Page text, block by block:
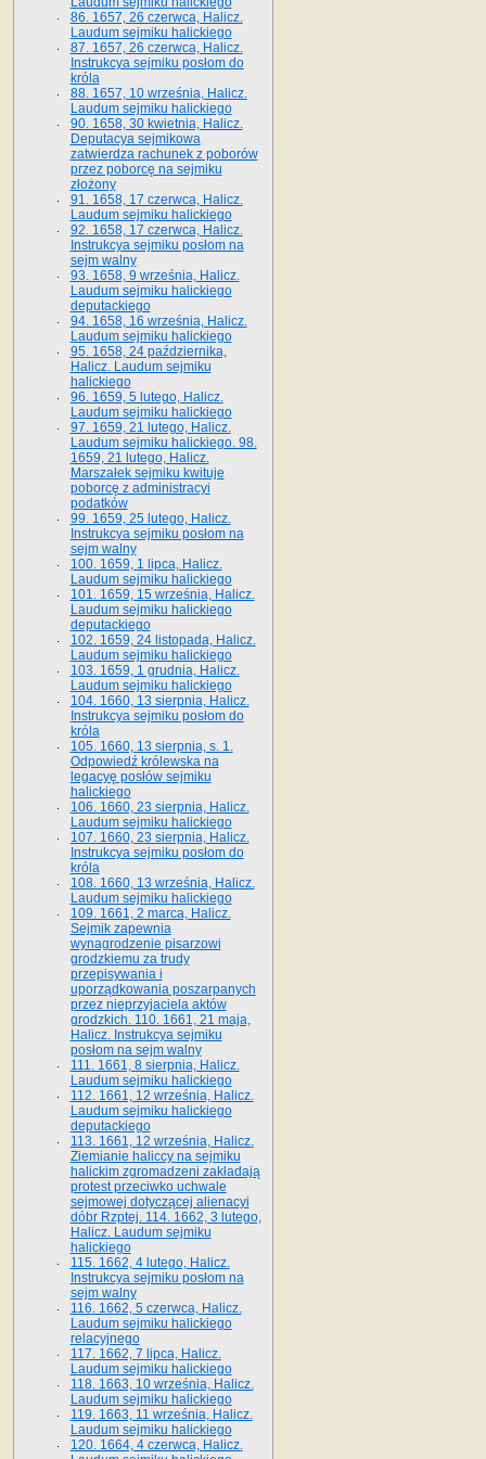
86. 1657, 26 czerwca, Halicz.
Laudum sejmiku halickiego
87. 1657, 26 czerwca, Halicz.
Instrukcya sejmiku posłom do
króla
88. 1657, 10 września, Halicz.
Laudum sejmiku halickiego
90. 1658, 30 kwietnia, Halicz.
Deputacya sejmikowa
zatwierdza rachunek z poborów
przez poborcę na sejmiku
złożony
91. 1658, 17 czerwca, Halicz.
Laudum sejmiku halickiego
92. 1658, 17 czerwca, Halicz.
Instrukcya sejmiku posłom na
sejm walny
93. 1658, 9 września, Halicz.
Laudum sejmiku halickiego
deputackiego
94. 1658, 16 września, Halicz.
Laudum sejmiku halickiego
95. 1658, 24 października,
Halicz. Laudum sejmiku
halickiego
96. 1659, 5 lutego, Halicz.
Laudum sejmiku halickiego
97. 1659, 21 lutego, Halicz.
Laudum sejmiku halickiego. 98.
1659, 21 lutego, Halicz.
Marszałek sejmiku kwituje
poborcę z administracyi
podatków
99. 1659, 25 lutego, Halicz.
Instrukcya sejmiku posłom na
sejm walny
100. 1659, 1 lipca, Halicz.
Laudum sejmiku halickiego
101. 1659, 15 września, Halicz.
Laudum sejmiku halickiego
deputackiego
102. 1659, 24 listopada, Halicz.
Laudum sejmiku halickiego
103. 1659, 1 grudnia, Halicz.
Laudum sejmiku halickiego
104. 1660, 13 sierpnia, Halicz.
Instrukcya sejmiku posłom do
króla
105. 1660, 13 sierpnia, s. 1.
Odpowiedź królewska na
legacyę posłów sejmiku
halickiego
106. 1660, 23 sierpnia, Halicz.
Laudum sejmiku halickiego
107. 1660, 23 sierpnia, Halicz.
Instrukcya sejmiku posłom do
króla
108. 1660, 13 września, Halicz.
Laudum sejmiku halickiego
109. 1661, 2 marca, Halicz.
Sejmik zapewnia
wynagrodzenie pisarzowi
grodzkiemu za trudy
przepisywania i
uporządkowania poszarpanych
przez nieprzyjaciela aktów
grodzkich. 110. 1661, 21 maja,
Halicz. Instrukcya sejmiku
posłom na sejm walny
111. 1661, 8 sierpnia, Halicz.
Laudum sejmiku halickiego
112. 1661, 12 września, Halicz.
Laudum sejmiku halickiego
deputackiego
113. 1661, 12 września, Halicz.
Ziemianie haliccy na sejmiku
halickim zgromadzeni zakładają
protest przeciwko uchwale
sejmowej dotyczącej alienacyi
dóbr Rzptej. 114. 1662, 3 lutego,
Halicz. Laudum sejmiku
halickiego
115. 1662, 4 lutego, Halicz.
Instrukcya sejmiku posłom na
sejm walny
116. 1662, 5 czerwca, Halicz.
Laudum sejmiku halickiego
relacyjnego
117. 1662, 7 lipca, Halicz.
Laudum sejmiku halickiego
118. 1663, 10 września, Halicz.
Laudum sejmiku halickiego
119. 1663, 11 września, Halicz.
Laudum sejmiku halickiego
120. 1664, 4 czerwca, Halicz.